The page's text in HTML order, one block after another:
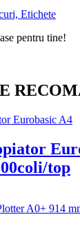
Etichete
pentru tine!
top